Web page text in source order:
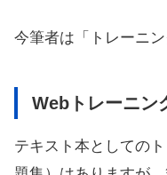
今筆者は「トレーニ
Webトレーニン
テキスト本としての